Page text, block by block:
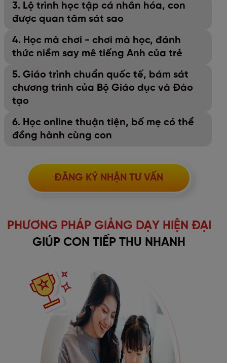
3. Lộ trình học tập cá nhân hóa, con
được quan tâm sát sao
4. Học mà chơi - chơi mà học, đánh
thức niềm say mê tiếng Anh của trẻ
5. Giáo trình chuẩn quốc tế, bám sát
chương trình của Bộ Giáo dục và Đào
tạo
6. Học online thuận tiện, bố mẹ có thể
đồng hành cùng con
ĐĂNG KÝ NHẬN TƯ VẤN
PHƯƠNG PHÁP GIẢNG DẠY HIỆN ĐẠI
GIÚP CON TIẾP THU NHANH